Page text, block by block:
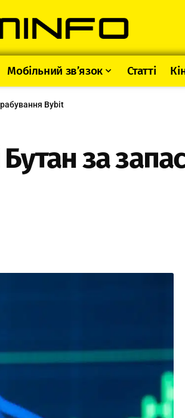
Мобільний зв’язок Статті
Bybit
за